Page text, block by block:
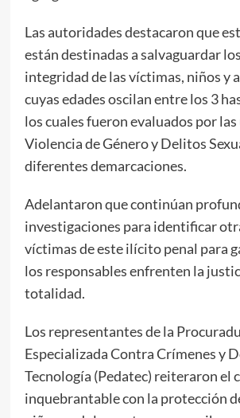
Las autoridades destacaron que
están destinadas a salvaguardar
integridad de las víctimas, niños y
cuyas edades oscilan entre los 3
los cuales fueron evaluados por
Violencia de Género y Delitos
diferentes demarcaciones.
Adelantaron que continúan
investigaciones para identificar
víctimas de este ilícito penal para
los responsables enfrenten la
totalidad.
Los representantes de la
Especializada Contra Crímenes y
Tecnología (Pedatec) reiteraron el
inquebrantable con la protección